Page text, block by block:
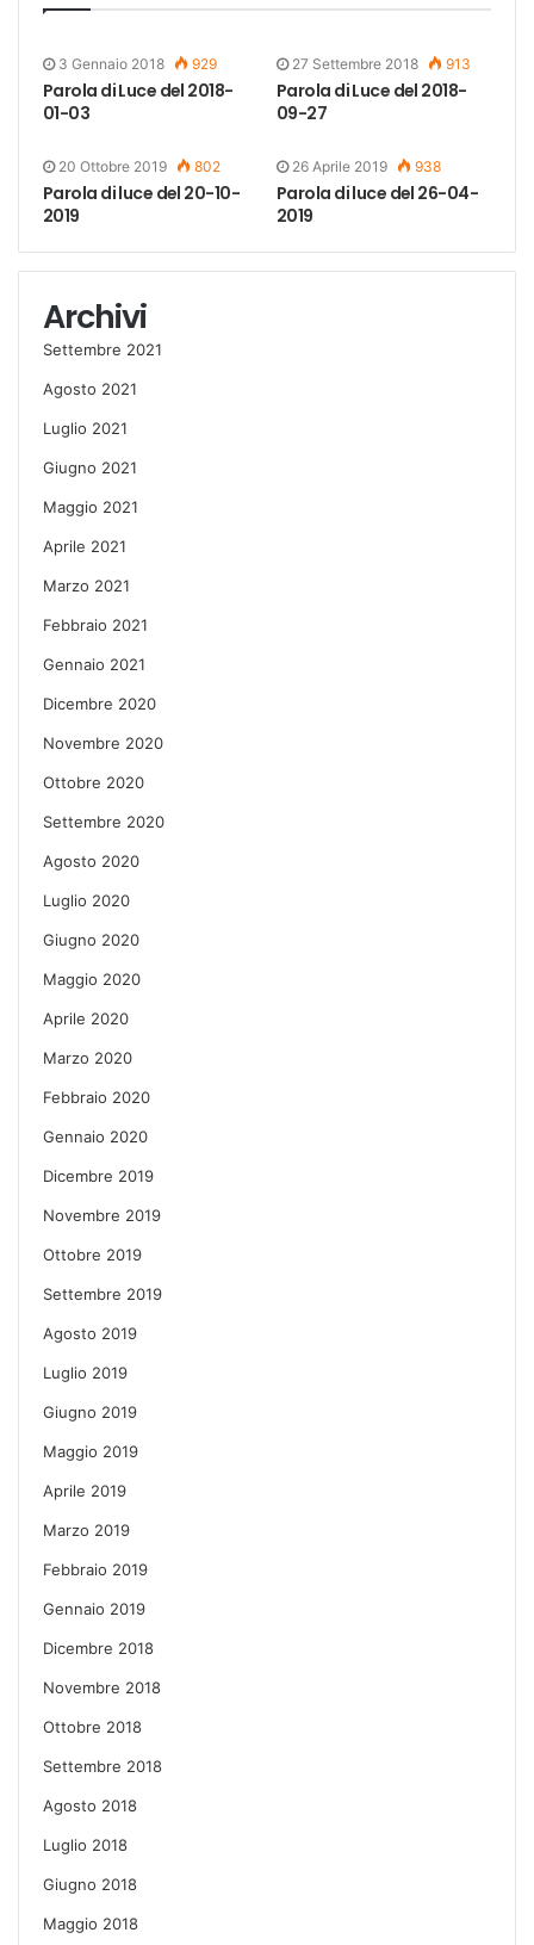
3 Gennaio 2018 929
Parola di Luce del 2018-
01-03
27 Settembre 2018 913
Parola di Luce del 2018-
09-27
20 Ottobre 2019 802
Parola di luce del 20-10-
2019
26 Aprile 2019 938
Parola di luce del 26-04-
2019
Archivi
Settembre 2021
Agosto 2021
Luglio 2021
Giugno 2021
Maggio 2021
Aprile 2021
Marzo 2021
Febbraio 2021
Gennaio 2021
Dicembre 2020
Novembre 2020
Ottobre 2020
Settembre 2020
Agosto 2020
Luglio 2020
Giugno 2020
Maggio 2020
Aprile 2020
Marzo 2020
Febbraio 2020
Gennaio 2020
Dicembre 2019
Novembre 2019
Ottobre 2019
Settembre 2019
Agosto 2019
Luglio 2019
Giugno 2019
Maggio 2019
Aprile 2019
Marzo 2019
Febbraio 2019
Gennaio 2019
Dicembre 2018
Novembre 2018
Ottobre 2018
Settembre 2018
Agosto 2018
Luglio 2018
Giugno 2018
Maggio 2018